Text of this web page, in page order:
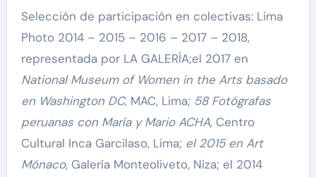
Selección de participación en colectivas: Lima
Photo 2014 – 2015 – 2016 – 2017 – 2018,
representada por LA GALERÍA;el 2017 en
National Museum of Women in the Arts basado
en Washington DC, MAC, Lima; 58 Fotógrafas
peruanas con María y Mario ACHA, Centro
Cultural Inca Garcilaso, Lima; el 2015 en Art
Mónaco, Galería Monteoliveto, Niza; el 2014